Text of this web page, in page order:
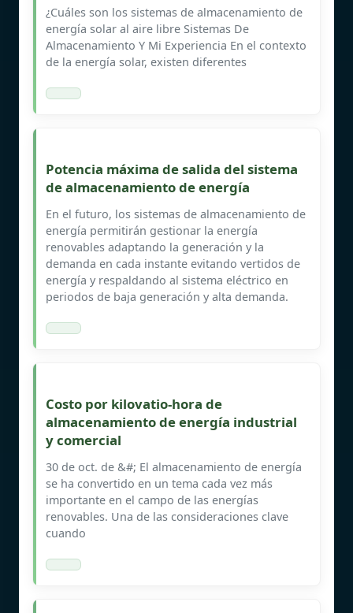
¿Cuáles son los sistemas de almacenamiento de
energía solar al aire libre Sistemas De
Almacenamiento Y Mi Experiencia En el contexto
de la energía solar, existen diferentes
Potencia máxima de salida del sistema
de almacenamiento de energía
En el futuro, los sistemas de almacenamiento de
energía permitirán gestionar la energía
renovables adaptando la generación y la
demanda en cada instante evitando vertidos de
energía y respaldando al sistema eléctrico en
periodos de baja generación y alta demanda.
Costo por kilovatio-hora de
almacenamiento de energía industrial
y comercial
30 de oct. de &#; El almacenamiento de energía
se ha convertido en un tema cada vez más
importante en el campo de las energías
renovables. Una de las consideraciones clave
cuando